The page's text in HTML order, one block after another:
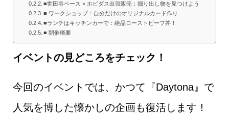
■世田谷ベース × ホビダス出張販売：掘り出し物を見つけよう
■ ワークショップ：自分だけのオリジナルカード作り
■ランチはキッチンカーで：絶品ローストビーフ丼！
■ 開催概要
イベントの見どころをチェック！
今回のイベントでは、かつて『Daytona』で
人気を博した懐かしの企画も復活します！